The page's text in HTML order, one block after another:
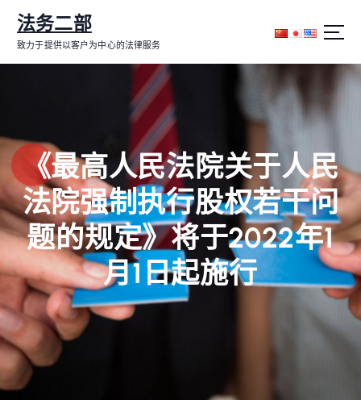
内
法务二部
致力于提供以客户为中心的法律服务
《最高人民法院关于人民
法院强制执行股权若干问
题的规定》将于2022年1
月1日起施行